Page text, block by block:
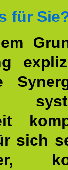
für
sich